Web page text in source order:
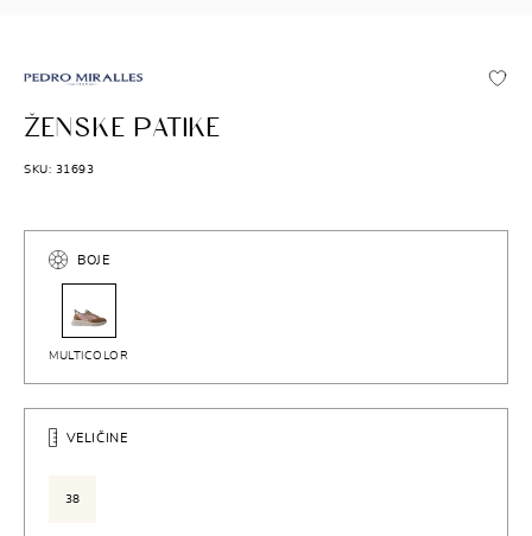
PEDRO MIRALLES
ŽENSKE PATIKE
SKU: 31693
BOJE
MULTICOLOR
VELIČINE
38